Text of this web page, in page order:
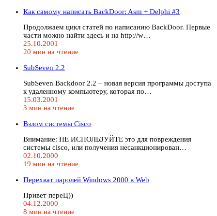
Как самому написать BackDoor: Asm + Delphi #3
Продолжаем цикл статей по написанию BackDoor. Первые
части можно найти здесь и на http://w…
25.10.2001
20 мин на чтение
SubSeven 2.2
SubSeven Backdoor 2.2 – новая версия программы доступа
к удаленному компьютеру, которая по…
15.03.2001
3 мин на чтение
Взлом системы Cisco
Внимание: НЕ ИСПОЛЬЗУЙТЕ это для повреждения
системы cisco, или получения несанкционирован…
02.10.2000
19 мин на чтение
Перехват паролей Windows 2000 в Web
Привет переЦ))
04.12.2000
8 мин на чтение